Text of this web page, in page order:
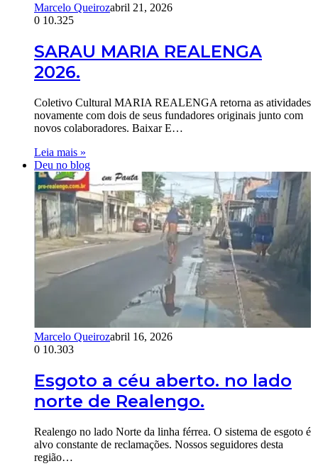
Marcelo Queirozabril 21, 2026
0 10.325
SARAU MARIA REALENGA
2026.
Coletivo Cultural MARIA REALENGA retorna as atividades
novamente com dois de seus fundadores originais junto com
novos colaboradores. Baixar E…
Leia mais »
Deu no blog
Marcelo Queirozabril 16, 2026
0 10.303
Esgoto a céu aberto. no lado
norte de Realengo.
Realengo no lado Norte da linha férrea. O sistema de esgoto é
alvo constante de reclamações. Nossos seguidores desta
região…